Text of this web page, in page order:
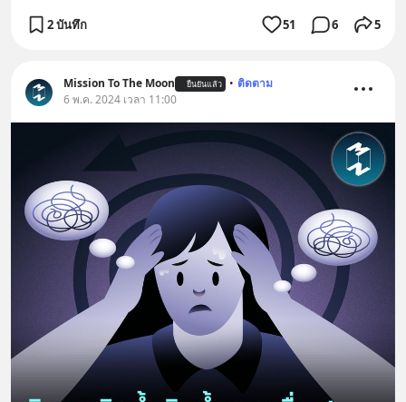
2 บันทึก 51 6 5
Mission To The Moon ยืนยันแล้ว • ติดตาม
6 พ.ค. 2024 เวลา 11:00